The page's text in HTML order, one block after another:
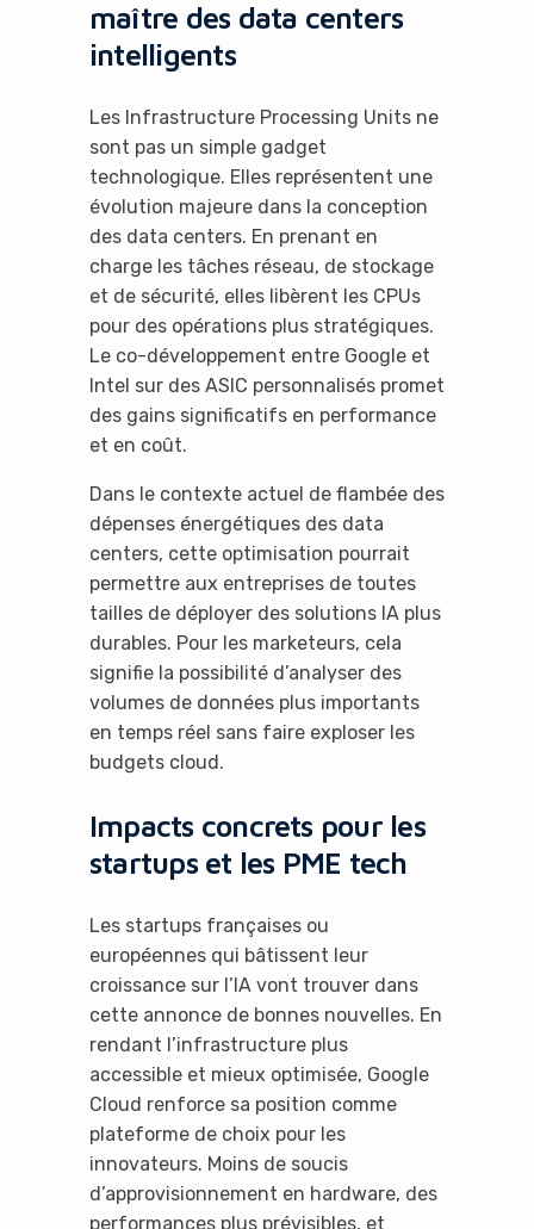
maître des data centers
intelligents
Les Infrastructure Processing Units ne
sont pas un simple gadget
technologique. Elles représentent une
évolution majeure dans la conception
des data centers. En prenant en
charge les tâches réseau, de stockage
et de sécurité, elles libèrent les CPUs
pour des opérations plus stratégiques.
Le co-développement entre Google et
Intel sur des ASIC personnalisés promet
des gains significatifs en performance
et en coût.
Dans le contexte actuel de flambée des
dépenses énergétiques des data
centers, cette optimisation pourrait
permettre aux entreprises de toutes
tailles de déployer des solutions IA plus
durables. Pour les marketeurs, cela
signifie la possibilité d’analyser des
volumes de données plus importants
en temps réel sans faire exploser les
budgets cloud.
Impacts concrets pour les
startups et les PME tech
Les startups françaises ou
européennes qui bâtissent leur
croissance sur l’IA vont trouver dans
cette annonce de bonnes nouvelles. En
rendant l’infrastructure plus
accessible et mieux optimisée, Google
Cloud renforce sa position comme
plateforme de choix pour les
innovateurs. Moins de soucis
d’approvisionnement en hardware, des
performances plus prévisibles, et